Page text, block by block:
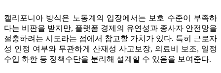
캘리포니아 방식은 노동계의 입장에서는 보호 수준이 부족하
다는 비판을 받지만, 플랫폼 경제의 유연성과 종사자 안전망을
절충하려는 시도라는 점에서 참고할 가치가 있다. 특히 근로자
성 인정 여부와 무관하게 산재성 사고보장, 의료비 보조, 일정
수입 하한 등 정책수단을 분리해 설계할 수 있음을 보여준다.